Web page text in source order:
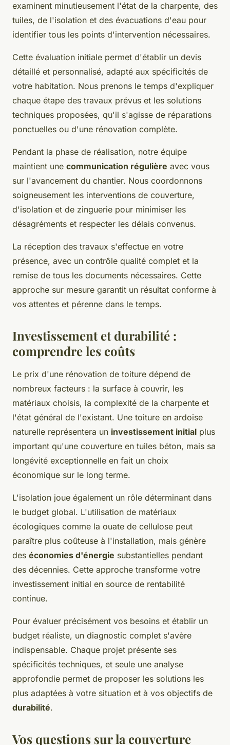
examinent minutieusement l'état de la charpente, des
tuiles, de l'isolation et des évacuations d'eau pour
identifier tous les points d'intervention nécessaires.
Cette évaluation initiale permet d'établir un devis
détaillé et personnalisé, adapté aux spécificités de
votre habitation. Nous prenons le temps d'expliquer
chaque étape des travaux prévus et les solutions
techniques proposées, qu'il s'agisse de réparations
ponctuelles ou d'une rénovation complète.
Pendant la phase de réalisation, notre équipe
maintient une communication régulière avec vous
sur l'avancement du chantier. Nous coordonnons
soigneusement les interventions de couverture,
d'isolation et de zinguerie pour minimiser les
désagréments et respecter les délais convenus.
La réception des travaux s'effectue en votre
présence, avec un contrôle qualité complet et la
remise de tous les documents nécessaires. Cette
approche sur mesure garantit un résultat conforme à
vos attentes et pérenne dans le temps.
Investissement et durabilité :
comprendre les coûts
Le prix d'une rénovation de toiture dépend de
nombreux facteurs : la surface à couvrir, les
matériaux choisis, la complexité de la charpente et
l'état général de l'existant. Une toiture en ardoise
naturelle représentera un investissement initial plus
important qu'une couverture en tuiles béton, mais sa
longévité exceptionnelle en fait un choix
économique sur le long terme.
L'isolation joue également un rôle déterminant dans
le budget global. L'utilisation de matériaux
écologiques comme la ouate de cellulose peut
paraître plus coûteuse à l'installation, mais génère
des économies d'énergie substantielles pendant
des décennies. Cette approche transforme votre
investissement initial en source de rentabilité
continue.
Pour évaluer précisément vos besoins et établir un
budget réaliste, un diagnostic complet s'avère
indispensable. Chaque projet présente ses
spécificités techniques, et seule une analyse
approfondie permet de proposer les solutions les
plus adaptées à votre situation et à vos objectifs de
durabilité.
Vos questions sur la couverture